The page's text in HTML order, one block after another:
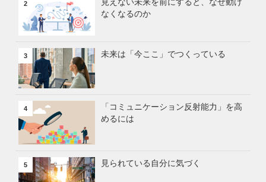
2
なくなるのか
3 未来は「今ここ」でつくっている
4
「コミュニケーション反射能力」を高
めるには
5 見られている自分に気づく